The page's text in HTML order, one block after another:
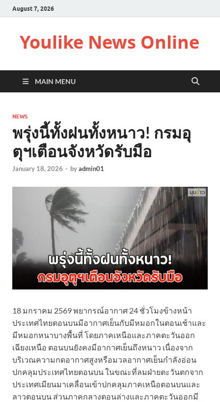
August 7, 2026
Youlike News Online
MAIN MENU
NEWS
พรุ่งนี้ทั้งฝนทั้งหนาว! กรมอุ
ตุฯเตือนจังหวัดรับมือ
January 18, 2026 - byadmin01
18 มกราคม 2569 พยากรณ์อากาศ 24 ชั่วโมงข้างหน้า
ประเทศไทยตอนบนมีอากาศเย็นกับมีหมอกในตอนเช้าและ
มีหมอกหนาบางพื้นที่ โดยภาคเหนือและภาคตะวันออก
เฉียงเหนือ ตอนบนยังคงมีอากาศเย็นถึงหนาว เนื่องจาก
บริเวณความกดอากาศสูงหรือมวลอากาศเย็นกำลังอ่อน
ปกคลุมประเทศไทยตอนบน ในขณะที่ลมฝ่ายตะวันตกจาก
ประเทศเมียนมาเคลื่อนเข้าปกคลุมภาคเหนือตอนบนและ
ลาวตอนบน ส่วนภาคกลางตอนล่างและภาคตะวันออกมี